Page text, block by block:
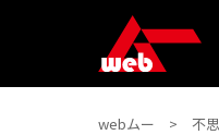
webムー 不